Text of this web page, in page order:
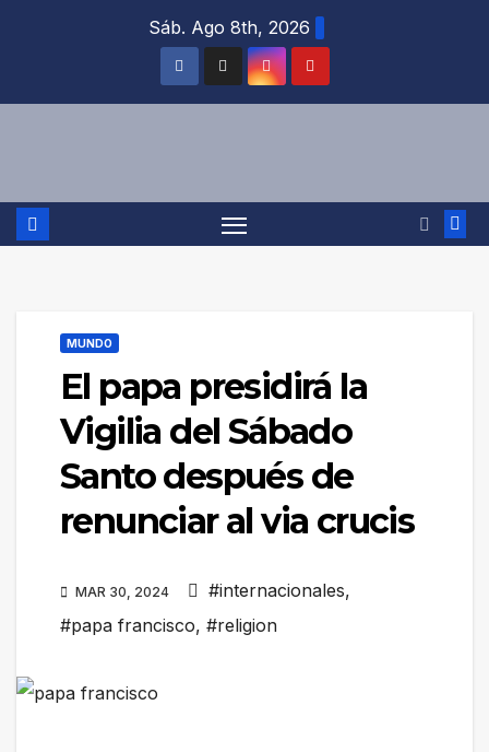
Sáb. Ago 8th, 2026
MUNDO
El papa presidirá la
Vigilia del Sábado
Santo después de
renunciar al via crucis
MAR 30, 2024 #internacionales,
#papa francisco, #religion